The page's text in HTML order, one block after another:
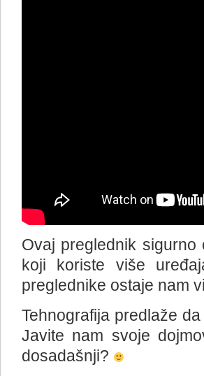
Ovaj preglednik
koji koriste više
preglednike ostaje nam
Tehnografija predlaže
Javite nam svoje
dosadašnji?